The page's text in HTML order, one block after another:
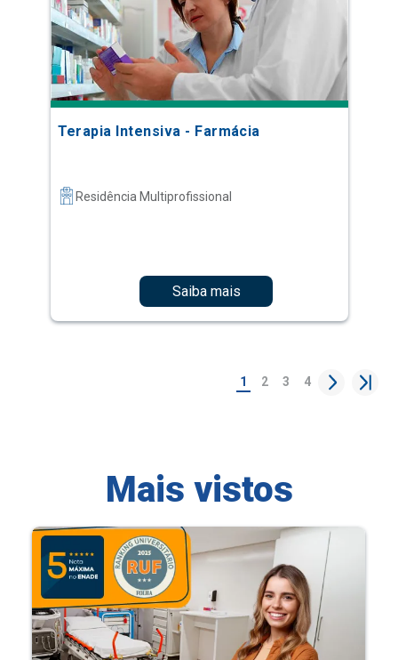
Terapia Intensiva - Farmácia
Residência Multiprofissional
Saiba mais
1 2 3 4
Mais vistos